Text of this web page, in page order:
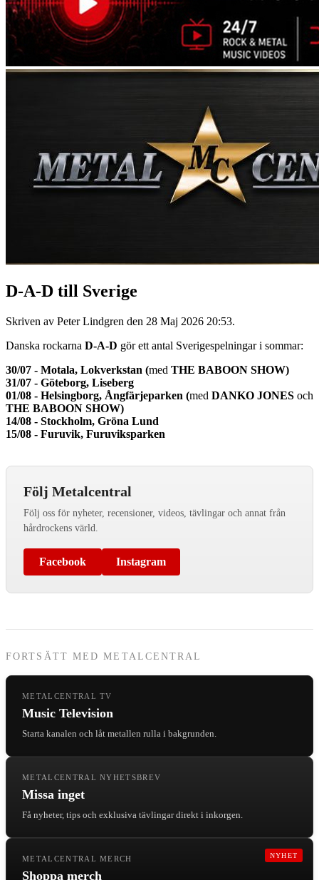
D-A-D till Sverige
Skriven av Peter Lindgren den 28 Maj 2026 20:53.
Danska rockarna D-A-D gör ett antal Sverigespelningar i sommar:
30/07 - Motala, Lokverkstan (med THE BABOON SHOW)
31/07 - Göteborg, Liseberg
01/08 - Helsingborg, Ångfärjeparken (med DANKO JONES och
THE BABOON SHOW)
14/08 - Stockholm, Gröna Lund
15/08 - Furuvik, Furuviksparken
Följ Metalcentral
Följ oss för nyheter, recensioner, videos, tävlingar och annat från
hårdrockens värld.
Facebook Instagram
FORTSÄTT MED METALCENTRAL
METALCENTRAL TV
Music Television
Starta kanalen och låt metallen rulla i bakgrunden.
METALCENTRAL NYHETSBREV
Missa inget
Få nyheter, tips och exklusiva tävlingar direkt i inkorgen.
NYHET
METALCENTRAL MERCH
Shoppa merch